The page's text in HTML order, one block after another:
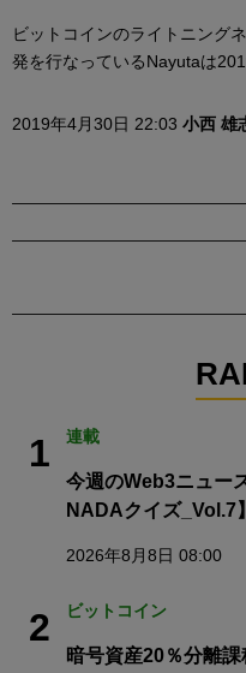
ビットコインのライトニング
発を行なっているNayutaは
2019年4月30日 22:03 小西 雄
1 連載
今週のWeb3ニュー
NADAクイズ_Vol.7】
2026年8月8日 08:00
2 ビットコイン
暗号資産20％分離